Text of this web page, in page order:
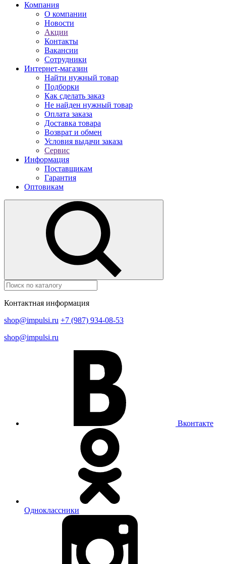
Компания
О компании
Новости
Акции
Контакты
Вакансии
Сотрудники
Интернет-магазин
Найти нужный товар
Подборки
Как сделать заказ
Не найден нужный товар
Оплата заказа
Доставка товара
Возврат и обмен
Условия выдачи заказа
Сервис
Информация
Поставщикам
Гарантия
Оптовикам
Контактная информация
shop@impulsi.ru +7 (987) 934-08-53
shop@impulsi.ru
Вконтакте
Одноклассники